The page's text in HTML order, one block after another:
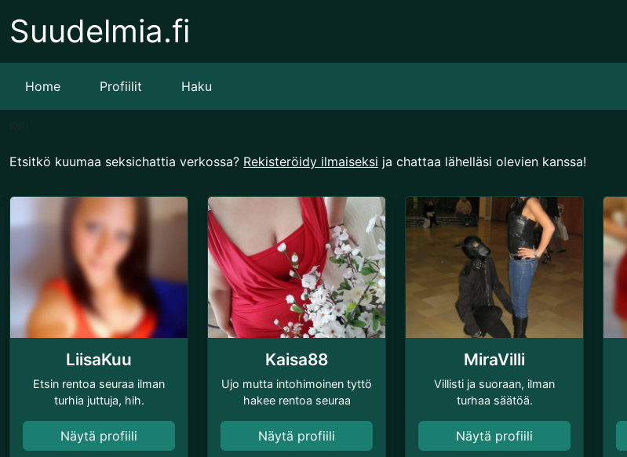
Suudelmia.fi
Home Profiilit Haku
Etsitkö kuumaa seksichattia verkossa? Rekisteröidy ilmaiseksi ja chattaa lähelläsi olevien kanssa!
LiisaKuu
Etsin rentoa seuraa ilman
turhia juttuja, hih.
Näytä profiili
Kaisa88
Ujo mutta intohimoinen tyttö
hakee rentoa seuraa
Näytä profiili
MiraVilli
Villisti ja suoraan, ilman
turhaa säätöä.
Näytä profiili